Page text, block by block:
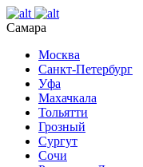
Самара
Москва
Санкт-Петербург
Уфа
Махачкала
Тольятти
Грозный
Сургут
Сочи